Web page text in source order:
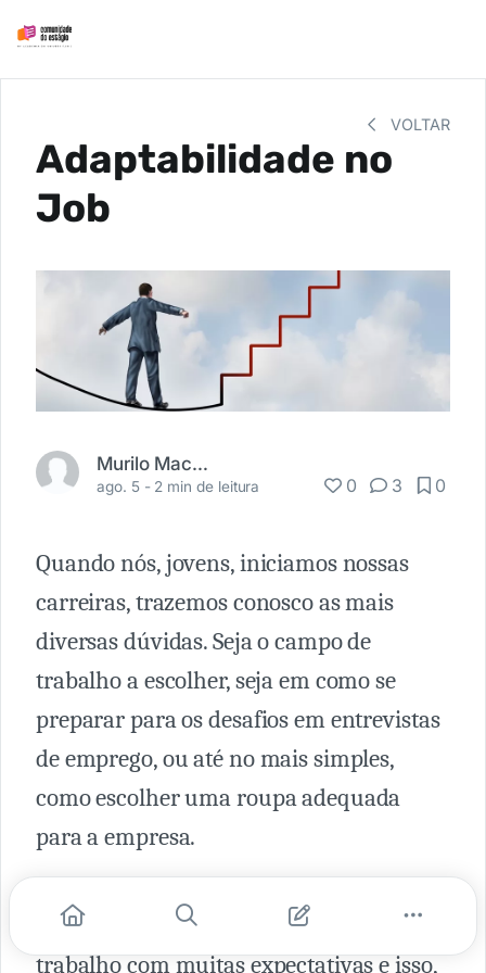
VOLTAR
Adaptabilidade no
Job
Murilo Machado
ago. 5 - 2 min de leitura 0 3 0
Quando nós, jovens, iniciamos nossas
carreiras, trazemos conosco as mais
diversas dúvidas. Seja o campo de
trabalho a escolher, seja em como se
preparar para os desafios em entrevistas
de emprego, ou até no mais simples,
como escolher uma roupa adequada
para a empresa.
Dado isso, muitos de nós, novos
colaboradores, entramos no ambiente de
trabalho com muitas expectativas e isso,